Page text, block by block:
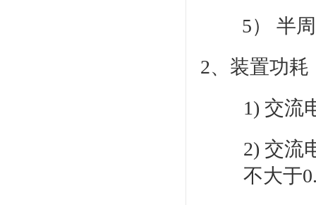
5） 半
2、装置功耗
1) 交流
2) 交流
不大于